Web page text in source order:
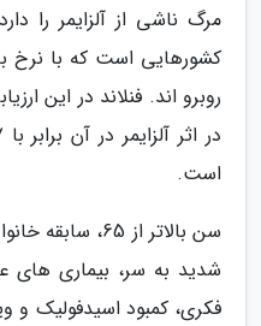
مرگ ناشی از آلزایمر را
کشورهایی است که با نرخ
روبرو اند. فنلاند در این
است.
سن بالاتر از
شدید به سر، بیماری های